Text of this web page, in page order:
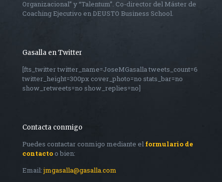
Organizacional” y “Talentum”. Co-director del Máster de
Coaching Ejecutivo en DEUSTO Business School.
Gasalla en Twitter
[fts_twitter twitter_name=JoseMGasalla tweets_count=6
twitter_height=300px cover_photo=no stats_bar=no
show_retweets=no show_replies=no]
Contacta conmigo
Puedes contactar conmigo mediante el formulario de
contacto o bien:
Email:jmgasalla@gasalla.com